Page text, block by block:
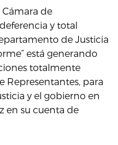
Cámara de
y total
de Justicia
está generando
totalmente
Representantes, para
y el gobierno en
en su cuenta de